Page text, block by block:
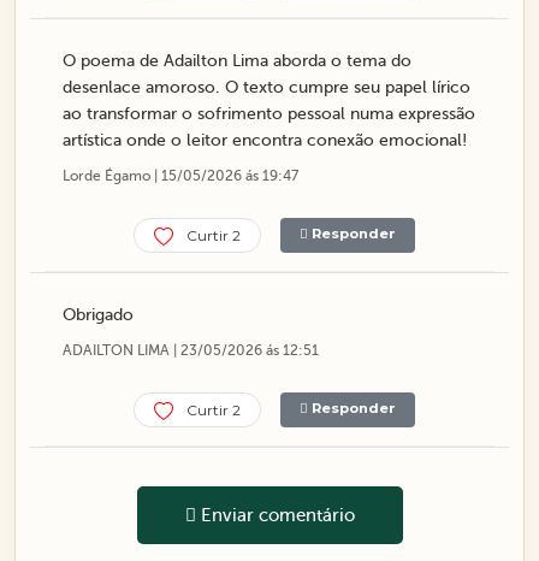
O poema de Adailton Lima aborda o tema do
desenlace amoroso. O texto cumpre seu papel lírico
ao transformar o sofrimento pessoal numa expressão
artística onde o leitor encontra conexão emocional!
Lorde Égamo | 15/05/2026 ás 19:47
Curtir 2 Responder
Obrigado
ADAILTON LIMA | 23/05/2026 ás 12:51
Curtir 2 Responder
Enviar comentário